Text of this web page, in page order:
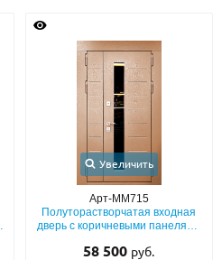
Увеличить
Арт-ММ715
Полуторастворчатая входная
дверь с коричневыми панелями
58 500 руб.